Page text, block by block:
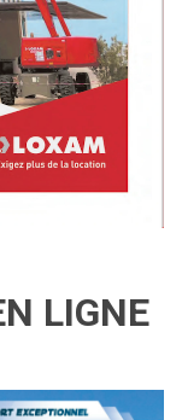
LIGNE